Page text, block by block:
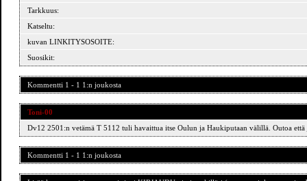
Tarkkuus:
Katseltu:
kuvan LINKITYSOSOITE:
Suosikit:
Kommentti 1 - 1 1:n joukosta
Toni-00
Dv12 2501:n vetämä T 5112 tuli havaittua itse Oulun ja Haukiputaan välillä. Outoa
Kommentti 1 - 1 1:n joukosta